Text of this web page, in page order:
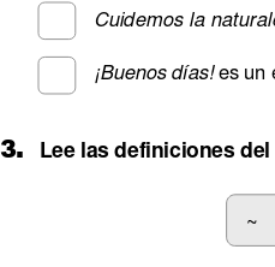
Cuidemos la
¡Buenos días! es un
3. Lee las definiciones
~